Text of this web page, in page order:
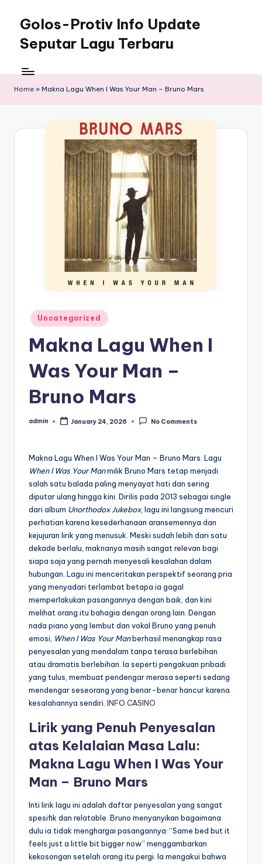
content
Golos-Protiv Info Update
Seputar Lagu Terbaru
Home » Makna Lagu When I Was Your Man – Bruno Mars
Posted
in
Uncategorized
Makna Lagu When I
Was Your Man –
Bruno Mars
Posted
admin January 24, 2026 No Comments
Makna Lagu When I Was Your Man – Bruno Mars. Lagu
When I Was Your Manmilik Bruno Mars tetap menjadi
salah satu balada paling menyayat hati dan sering
diputar ulang hingga kini. Dirilis pada 2013 sebagai single
dari album Unorthodox Jukebox, lagu ini langsung mencuri
perhatian karena kesederhanaan aransemennya dan
kejujuran lirik yang menusuk. Meski sudah lebih dari satu
dekade berlalu, maknanya masih sangat relevan bagi
siapa saja yang pernah menyesali kesalahan dalam
hubungan. Lagu ini menceritakan perspektif seorang pria
yang menyadari terlambat betapa ia gagal
memperlakukan pasangannya dengan baik, dan kini
melihat orang itu bahagia dengan orang lain. Dengan
nada piano yang lembut dan vokal Bruno yang penuh
emosi, When I Was Your Manberhasil menangkap rasa
penyesalan yang mendalam tanpa terasa berlebihan
atau dramatis berlebihan. Ia seperti pengakuan pribadi
yang tulus, membuat pendengar merasa seperti sedang
mendengar seseorang yang benar-benar hancur karena
kesalahannya sendiri. INFO CASINO
Lirik yang Penuh Penyesalan
atas Kelalaian Masa Lalu:
Makna Lagu When I Was Your
Man – Bruno Mars
Inti lirik lagu ini adalah daftar penyesalan yang sangat
spesifik dan relatable. Bruno menyanyikan bagaimana
dulu ia tidak menghargai pasangannya: “Same bed but it
feels just a little bit bigger now” menggambarkan
kekosongan setelah orang itu pergi. Ia mengakui bahwa